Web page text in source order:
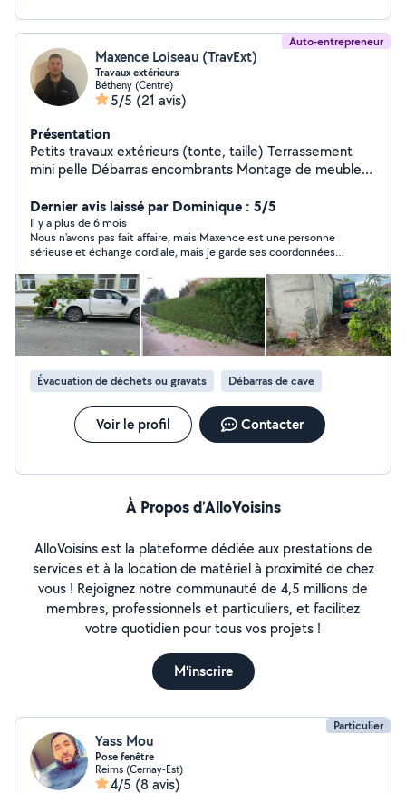
Auto-entrepreneur
Maxence Loiseau (TravExt)
Travaux extérieurs
Bétheny (Centre)
5/5 (21 avis)
Présentation
Petits travaux extérieurs (tonte, taille) Terrassement
mini pelle Débarras encombrants Montage de meuble
Dernier avis laissé par Dominique : 5/5
Il y a plus de 6 mois
Nous n'avons pas fait affaire, mais Maxence est une personne
sérieuse et échange cordiale, mais je garde ses coordonnées
Évacuation de déchets ou gravats Débarras de cave
Voir le profil Contacter
À Propos d’AlloVoisins
AlloVoisins est la plateforme dédiée aux prestations de
services et à la location de matériel à proximité de chez
vous ! Rejoignez notre communauté de 4,5 millions de
membres, professionnels et particuliers, et facilitez
votre quotidien pour tous vos projets !
M'inscrire
Particulier
Yass Mou
Pose fenêtre
Reims (Cernay-Est)
4/5 (8 avis)